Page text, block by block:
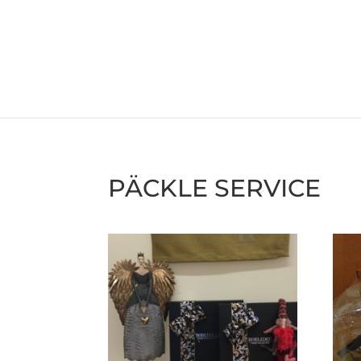
PÄCKLE SERVICE